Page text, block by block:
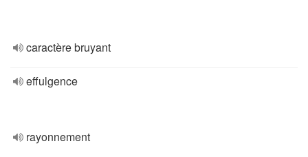
caractère bruyant
effulgence
rayonnement